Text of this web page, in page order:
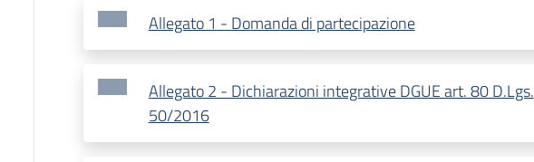
Allegato 1 - Domanda di partecipazione
Allegato 2 - Dichiarazioni integrative DGUE art. 80 D.Lgs.
50/2016